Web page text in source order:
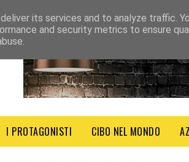
I PROTAGONISTI CIBO NEL MONDO
its services and to analyze traffic.
and security metrics to ensure